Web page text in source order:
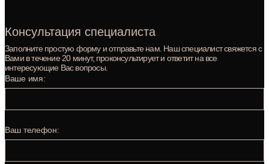
Консультация специалиста
Заполните простую форму и отправьте нам. Наш специалист свяжется с
Вами в течение 20 минут, проконсультирует и ответит на все
интересующие Вас вопросы.
Ваше имя:
Ваш телефон: